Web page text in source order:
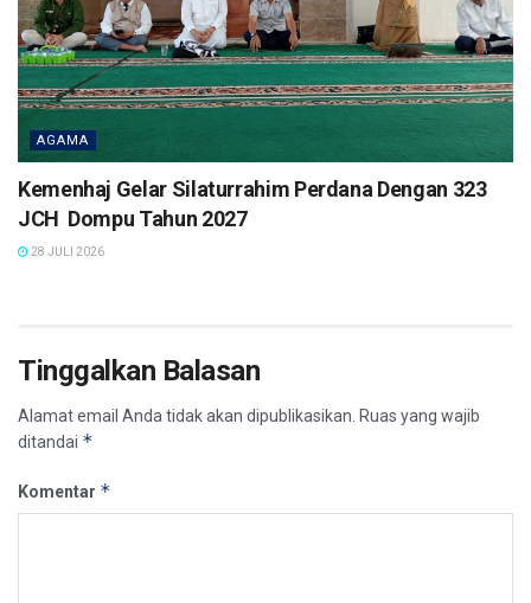
AGAMA
Kemenhaj Gelar Silaturrahim Perdana Dengan 323
JCH Dompu Tahun 2027
28 JULI 2026
Tinggalkan Balasan
Alamat email Anda tidak akan dipublikasikan. Ruas yang wajib
ditandai *
Komentar *